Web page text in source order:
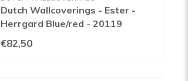
Dutch Wallcoverings - Ester -
Herrgard Blue/red - 20119
€82,50